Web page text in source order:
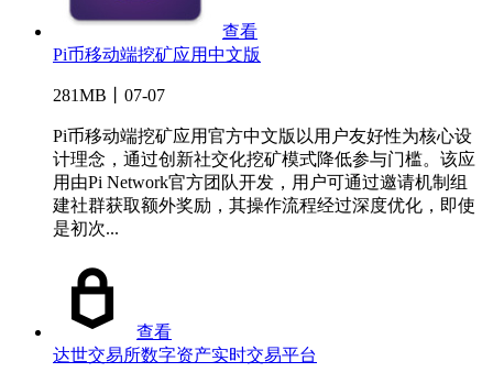
查看
Pi币移动端挖矿应用中文版
281MB丨07-07
Pi币移动端挖矿应用官方中文版以用户友好性为核心设
计理念，通过创新社交化挖矿模式降低参与门槛。该应
用由Pi Network官方团队开发，用户可通过邀请机制组
建社群获取额外奖励，其操作流程经过深度优化，即使
是初次...
查看
达世交易所数字资产实时交易平台